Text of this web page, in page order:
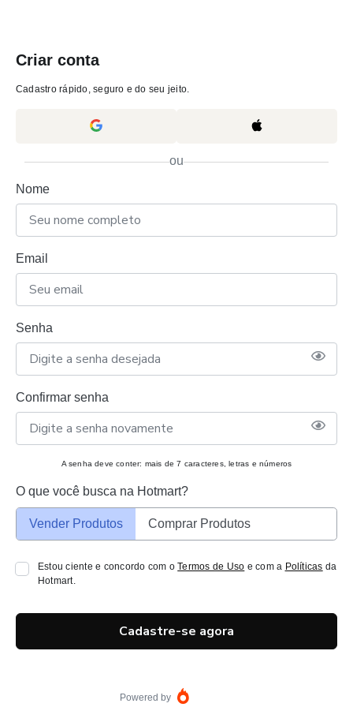
Criar conta
Cadastro rápido, seguro e do seu jeito.
ou
Nome
Email
Senha
Confirmar senha
A senha deve conter: mais de 7 caracteres, letras e números
O que você busca na Hotmart?
Vender Produtos Comprar Produtos
Estou ciente e concordo com oTermos de Uso e com a Políticas da
Hotmart.
Cadastre-se agora
Powered by